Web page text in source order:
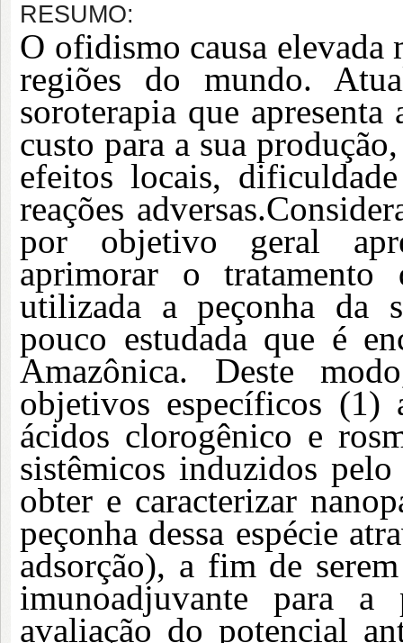
RESUMO:
O ofidismo causa elevada
regiões do mundo.
soroterapia que
custo para a sua
efeitos locais,
reações adversas.
por objetivo geral
aprimorar o
utilizada a peçonha da
pouco estudada que é
Amazônica. Deste
objetivos específicos
ácidos clorogênico e
sistêmicos induzidos
obter e caracterizar
peçonha dessa espécie
adsorção), a fim de
imunoadjuvante para
avaliação do potencial